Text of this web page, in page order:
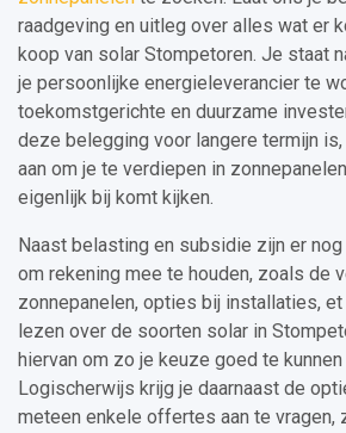
raadgeving en uitleg over alles wat er
koop van solar Stompetoren. Je staat
je persoonlijke energieleverancier te
toekomstgerichte en duurzame
deze belegging voor langere termijn
aan om je te verdiepen in
eigenlijk bij komt kijken.
Naast belasting en subsidie zijn er
om rekening mee te houden, zoals de
zonnepanelen, opties bij installaties,
lezen over de soorten solar in
hiervan om zo je keuze goed te kunnen
Logischerwijs krijg je daarnaast de
meteen enkele offertes aan te vragen,